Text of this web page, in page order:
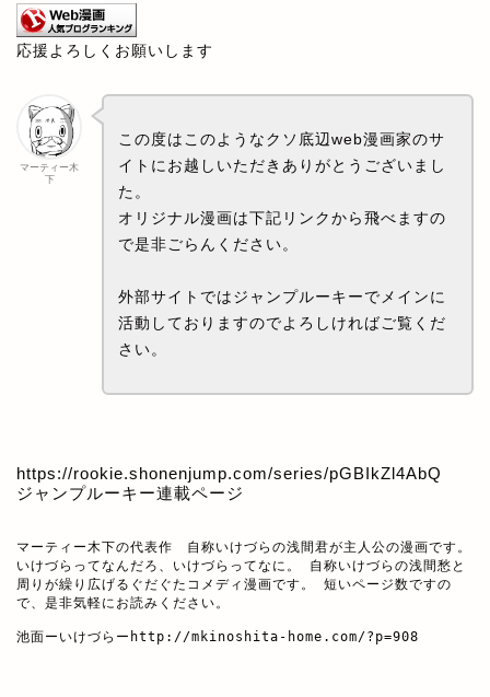
応援よろしくお願いします
マーティー木
下
この度はこのようなクソ底辺web漫画家のサ
イトにお越しいただきありがとうございまし
た。
オリジナル漫画は下記リンクから飛べますの
で是非ごらんください。
外部サイトではジャンプルーキーでメインに
活動しておりますのでよろしければご覧くだ
さい。
https://rookie.shonenjump.com/series/pGBIkZl4AbQ
ジャンプルーキー連載ページ
マーティー木下の代表作　自称いけづらの浅間君が主人公の漫画です。
いけづらってなんだろ、いけづらってなに。 自称いけづらの浅間愁と
周りが繰り広げるぐだぐたコメディ漫画です。 短いページ数ですの
で、是非気軽にお読みください。
池面ーいけづらー http://mkinoshita-home.com/?p=908